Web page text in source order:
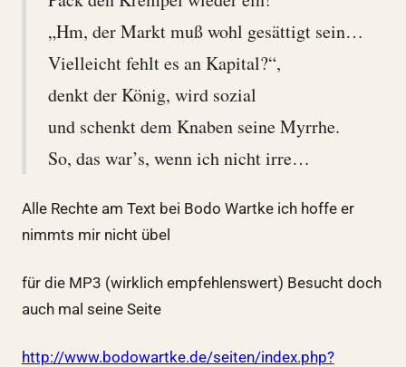
„Hm, der Markt muß wohl gesättigt sein…
Vielleicht fehlt es an Kapital?“,
denkt der König, wird sozial
und schenkt dem Knaben seine Myrrhe.
So, das war’s, wenn ich nicht irre…
Alle Rechte am Text bei Bodo Wartke ich hoffe er
nimmts mir nicht übel
für die MP3 (wirklich empfehlenswert) Besucht doch
auch mal seine Seite
http://www.bodowartke.de/seiten/index.php?